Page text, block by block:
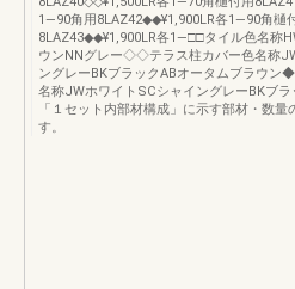
1―90角用8LAZ42◆◆¥1,900LR各1―90角樋
8LAZ43◆◆¥1,900LR各1―□□タイル色名称
ウンNNグレー◇◇テラス柱カバー色名称
ングレーBKブラックABオータムブラウ
名称JWホワイトSCシャイングレーBKブ
「１セット内部材構成」に示す部材・数量
す。